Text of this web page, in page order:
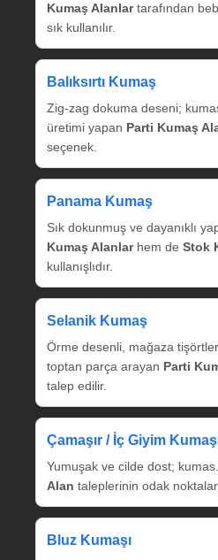
Kumaş Alanlartarafından
sık kullanılır.
Balıksırtı Kumaş
Zig‑zag dokuma deseni;
üretimi yapan Parti Kumaş
seçenek.
Panama Kumaş
Sık dokunmuş ve dayanıklı
Kumaş Alanlarhem de Stok
kullanışlıdır.
Selanik Kumaş
Örme desenli, mağaza
toptan parça arayan Parti
talep edilir.
Çamaşır / İç Giyim
Yumuşak ve cilde dost;
Alan taleplerinin odak
Bluz Kumaşı